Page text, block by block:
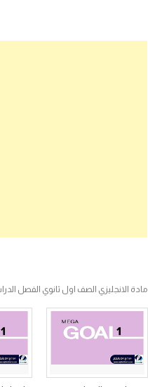
مادة الانجليزي الصف اول ثانوي الفصل الدراسي